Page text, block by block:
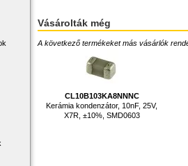
Vásárolták még
A következő termékeket más vásárlók
CL10B103KA8NNNC
Kerámia kondenzátor, 10nF, 25V,
X7R, ±10%, SMD0603